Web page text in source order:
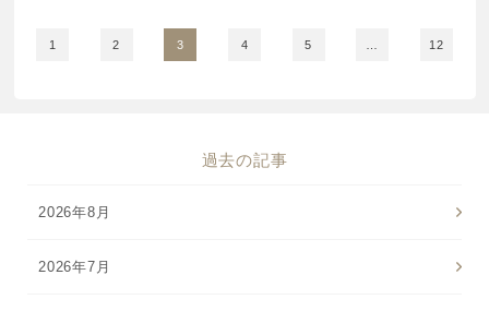
1 2 3 4 5 12
過去の記事
2026年8月
2026年7月